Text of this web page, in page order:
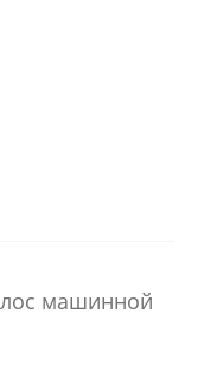
машинной